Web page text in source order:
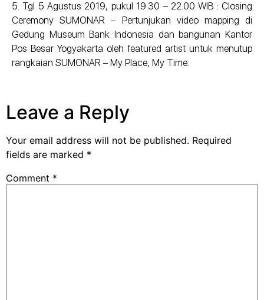
5. Tgl 5 Agustus 2019, pukul 19.30 – 22.00 WIB : Closing
Ceremony SUMONAR – Pertunjukan video mapping di
Gedung Museum Bank Indonesia dan bangunan Kantor
Pos Besar Yogyakarta oleh featured artist untuk menutup
rangkaian SUMONAR – My Place, My Time.
Leave a Reply
Your email address will not be published. Required
fields are marked *
Comment *